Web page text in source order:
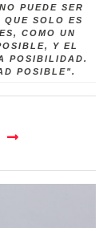
PUEDE SER
QUE SOLO ES
COMO UN
Y EL
POSIBILIDAD.
POSIBLE".